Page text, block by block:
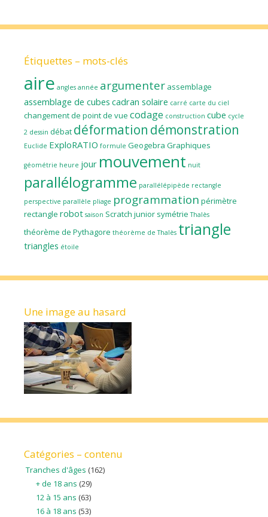
Étiquettes – mots-clés
aire angles année argumenter assemblage
assemblage de cubes cadran solaire carré carte du ciel
changement de point de vue codage construction cube cycle
2 dessin débat déformation démonstration
Euclide ExploRATIO formule Geogebra Graphiques
géométrie heure jour mouvement nuit
parallélogramme parallélépipède rectangle
perspective parallèle pliage programmation périmètre
rectangle robot saison Scratch junior symétrie Thalès
théorème de Pythagore théorème de Thalès triangle
triangles étoile
Une image au hasard
Catégories – contenu
Tranches d'âges (162)
+ de 18 ans (29)
12 à 15 ans (63)
16 à 18 ans (53)